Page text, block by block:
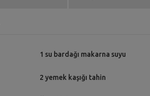
1 su bardağı makarna suyu
2 yemek kaşığı tahin